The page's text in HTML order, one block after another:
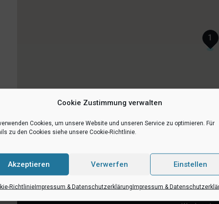
Cookie Zustimmung verwalten
Cookies, um unsere Website und unseren Service zu optimieren. Für
zu den Cookies siehe unsere Cookie-Richtlinie.
Akzeptieren Verwerfen Einstellen
RichtlinieImpressum & DatenschutzerklärungImpressum &
1